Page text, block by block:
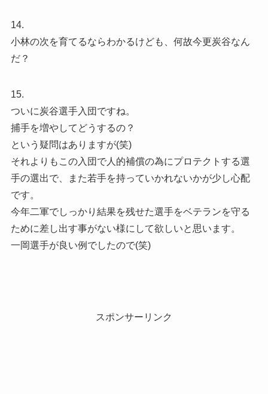
14.
小林の次を育てるならわかるけども、何故今更炭谷なん
だ？
15.
ついに炭谷選手入団ですね。
捕手を増やしてどうするの？
という疑問はありますが(笑)
それよりもこの入団で人的補償の為にプロテクトする選
手の選出で、また若手を持っていかれないかが少し心配
です。
今年二軍でしっかり結果を残せた選手をベテランを守る
ために差し出す事がない様にして欲しいと思います。
一岡選手が良い例でしたので(笑)
スポンサーリンク